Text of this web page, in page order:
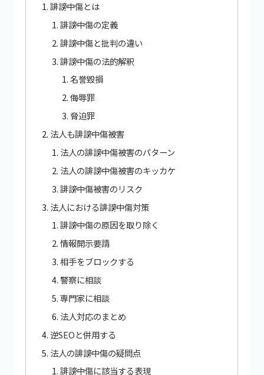
誹謗中傷とは
誹謗中傷の定義
誹謗中傷と批判の違い
誹謗中傷の法的解釈
名誉毀損
侮辱罪
脅迫罪
法人も誹謗中傷被害
法人の誹謗中傷被害のパターン
法人の誹謗中傷被害のキッカケ
誹謗中傷被害のリスク
法人における誹謗中傷対策
誹謗中傷の原因を取り除く
情報開示要請
相手をブロックする
警察に相談
専門家に相談
法人対応のまとめ
逆SEOと併用する
法人の誹謗中傷の疑問点
誹謗中傷に該当する表現